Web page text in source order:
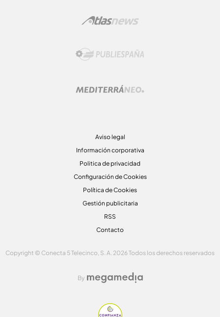
Aviso legal
Información corporativa
Politica de privacidad
Configuración de Cookies
Política de Cookies
Gestión publicitaria
RSS
Contacto
Copyright © Conecta 5 Telecinco, S. A. 2026 Todos los derechos reservados
By